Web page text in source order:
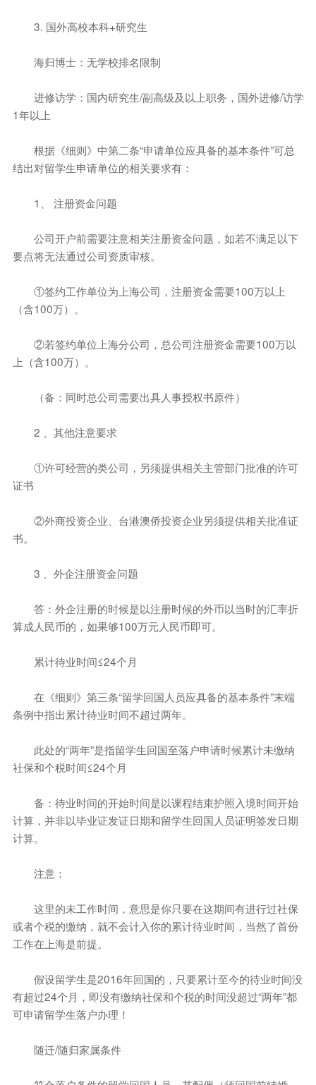
3. 国外高校本科+研究生
海归博士：无学校排名限制
进修访学：国内研究生/副高级及以上职务，国外进修/访学
1年以上
根据《细则》中第二条“申请单位应具备的基本条件”可总
结出对留学生申请单位的相关要求有：
1、 注册资金问题
公司开户前需要注意相关注册资金问题，如若不满足以下
要点将无法通过公司资质审核。
①签约工作单位为上海公司，注册资金需要100万以上
（含100万）。
②若签约单位上海分公司，总公司注册资金需要100万以
上（含100万）。
（备：同时总公司需要出具人事授权书原件）
2 、其他注意要求
①许可经营的类公司，另须提供相关主管部门批准的许可
证书
②外商投资企业、台港澳侨投资企业另须提供相关批准证
书。
3 、外企注册资金问题
答：外企注册的时候是以注册时候的外币以当时的汇率折
算成人民币的，如果够100万元人民币即可。
累计待业时间≤24个月
在《细则》第三条“留学回国人员应具备的基本条件”末端
条例中指出累计待业时间不超过两年。
此处的“两年”是指留学生回国至落户申请时候累计未缴纳
社保和个税时间≤24个月
备：待业时间的开始时间是以课程结束护照入境时间开始
计算，并非以毕业证发证日期和留学生回国人员证明签发日期
计算。
注意：
这里的未工作时间，意思是你只要在这期间有进行过社保
或者个税的缴纳，就不会计入你的累计待业时间，当然了首份
工作在上海是前提。
假设留学生是2016年回国的，只要累计至今的待业时间没
有超过24个月，即没有缴纳社保和个税的时间没超过“两年”都
可申请留学生落户办理！
随迁/随归家属条件